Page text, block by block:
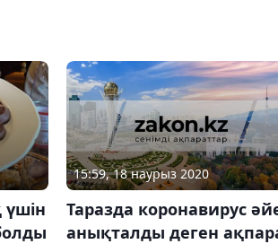
үшін
15:59, 18 наурыз 2020
Таразда коронавирус
анықталды деген